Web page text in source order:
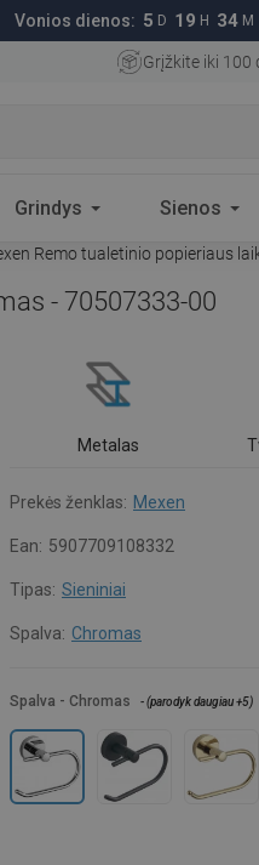
Vonios dienos: 5 D 19 H 34 M
Grįžkite iki 100
Grindys Sienos
Remo tualetinio popieriaus
- 70507333-00
Metalas
Prekės ženklas: Mexen
Ean: 5907709108332
Tipas: Sieniniai
Spalva: Chromas
Spalva - Chromas - (parodyk daugiau+5)